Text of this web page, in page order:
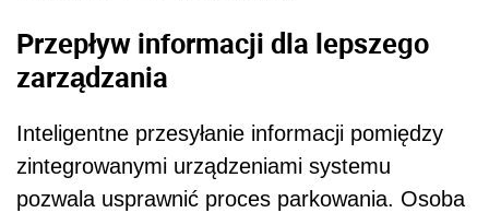
Przepływ informacji dla lepszego
zarządzania
Inteligentne przesyłanie informacji pomiędzy
zintegrowanymi urządzeniami systemu
pozwala usprawnić proces parkowania. Osoba